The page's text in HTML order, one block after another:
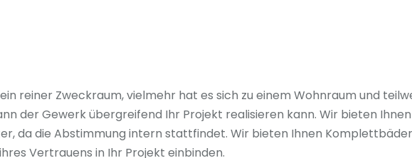
reiner Zweckraum, vielmehr hat es sich zu einem Wohnraum und
der Gewerk übergreifend Ihr Projekt realisieren kann. Wir bieten
da die Abstimmung intern stattfindet. Wir bieten Ihnen
Vertrauens in Ihr Projekt einbinden.